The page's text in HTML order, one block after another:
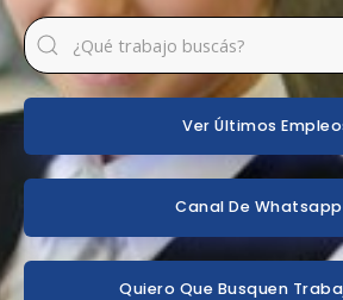
Ver Últimos
Canal De Whatsapp
Quiero Que Busquen